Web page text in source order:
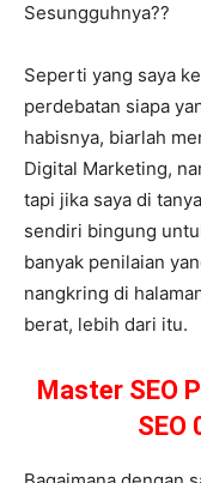
Sesungguhnya??
Seperti yang saya
perdebatan siapa
habisnya, biarlah
Digital Marketing,
tapi jika saya di
sendiri bingung
banyak penilaian
nangkring di
berat, lebih dari itu.
Master SEO